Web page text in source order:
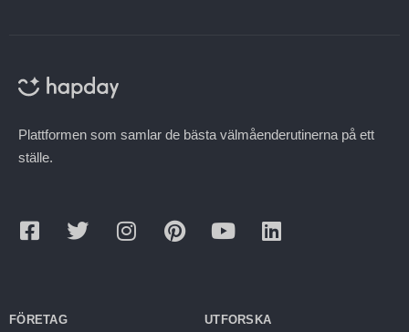
Plattformen som samlar de bästa välmåenderutinerna på ett
ställe.
FÖRETAG UTFORSKA